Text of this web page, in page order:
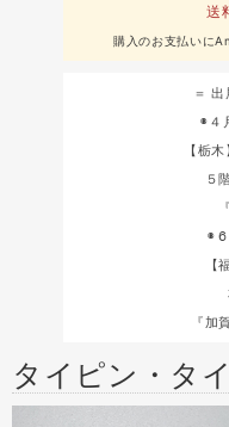
送
購入のお支払いに
＝
◉４
【栃
５
◉
【
『加
タイピン・タ